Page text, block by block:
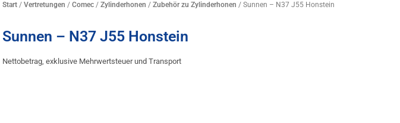
Start/ Vertretungen / Comec/ Zylinderhonen / Zubehör zu Zylinderhonen / Sunnen – N37 J55 Honstein
Sunnen – N37 J55 Honstein
Nettobetrag, exklusive Mehrwertsteuer und Transport